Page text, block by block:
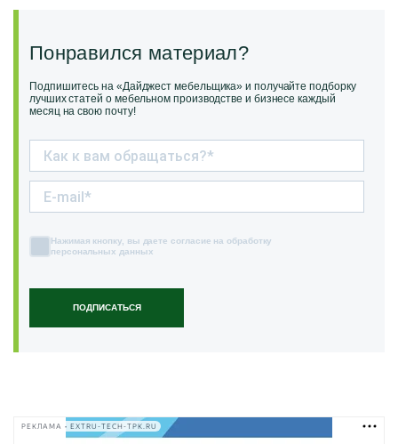
Понравился материал?
Подпишитесь на «Дайджест мебельщика» и получайте подборку
лучших статей о мебельном производстве и бизнесе каждый
месяц на свою почту!
ПОДПИСАТЬСЯ
Нажимая кнопку, вы даете согласие на обработку
персональных данных
РЕКЛАМА • EXTRU-TECH-TPK.RU